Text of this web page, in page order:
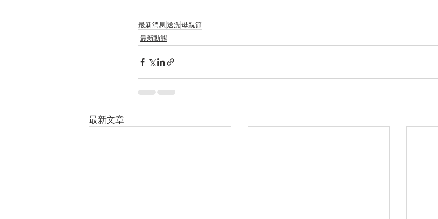
最新消息送洗母親節
最新動態
最新文章